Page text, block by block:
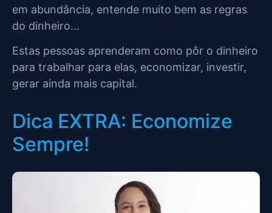
em abundância, entende muito bem as regras
do dinheiro…
Estas pessoas aprenderam como pôr o dinheiro
para trabalhar para elas, economizar, investir,
gerar ainda mais capital.
Dica EXTRA: Economize
Sempre!